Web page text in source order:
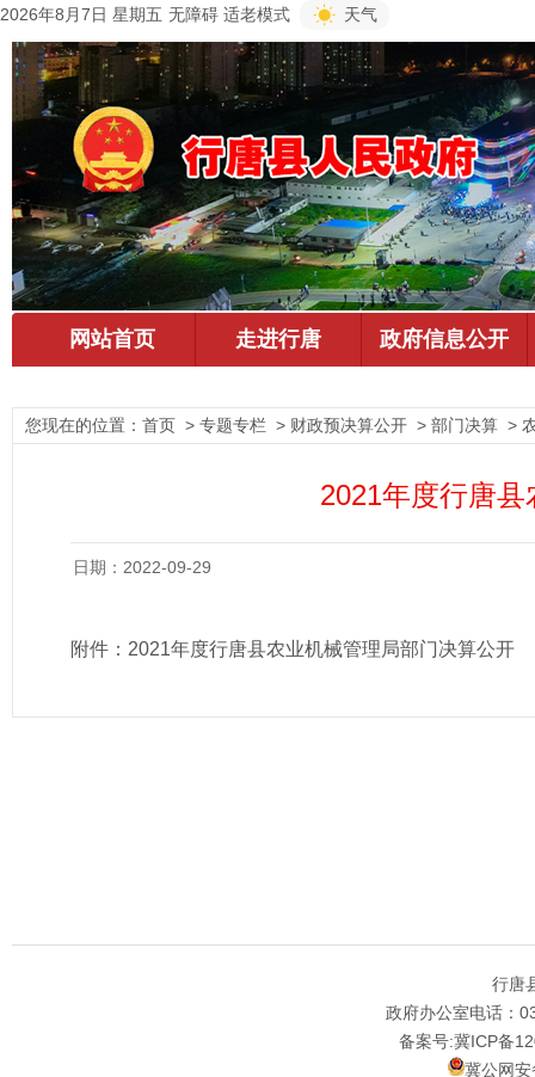
2026年8月7日 星期五 无障碍 适老模式 天气
您现在的位置： 首页 > 专题专栏 > 财政预决算公开 > 部门决算 >
2021年度行唐
日期：2022-09-29
附件： 2021年度行唐县农业机械管理局部门决算公开